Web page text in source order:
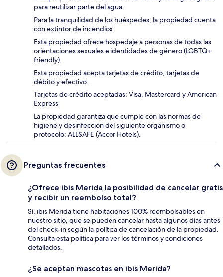
para reutilizar parte del agua.
Para la tranquilidad de los huéspedes, la propiedad cuenta
con extintor de incendios.
Esta propiedad ofrece hospedaje a personas de todas las
orientaciones sexuales e identidades de género (LGBTQ+
friendly).
Esta propiedad acepta tarjetas de crédito, tarjetas de
débito y efectivo.
Tarjetas de crédito aceptadas: Visa, Mastercard y American
Express
La propiedad garantiza que cumple con las normas de
higiene y desinfección del siguiente organismo o
protocolo: ALLSAFE (Accor Hotels).
Preguntas frecuentes
¿Ofrece ibis Merida la posibilidad de cancelar gratis
y recibir un reembolso total?
Sí, ibis Merida tiene habitaciones 100% reembolsables en
nuestro sitio, que se pueden cancelar hasta algunos días antes
del check-in según la política de cancelación de la propiedad.
Consulta esta política para ver los términos y condiciones
detallados.
¿Se aceptan mascotas en ibis Merida?